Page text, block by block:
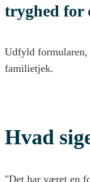
tryghed for
Udfyld
familietjek.
Hvad
"Det har været en